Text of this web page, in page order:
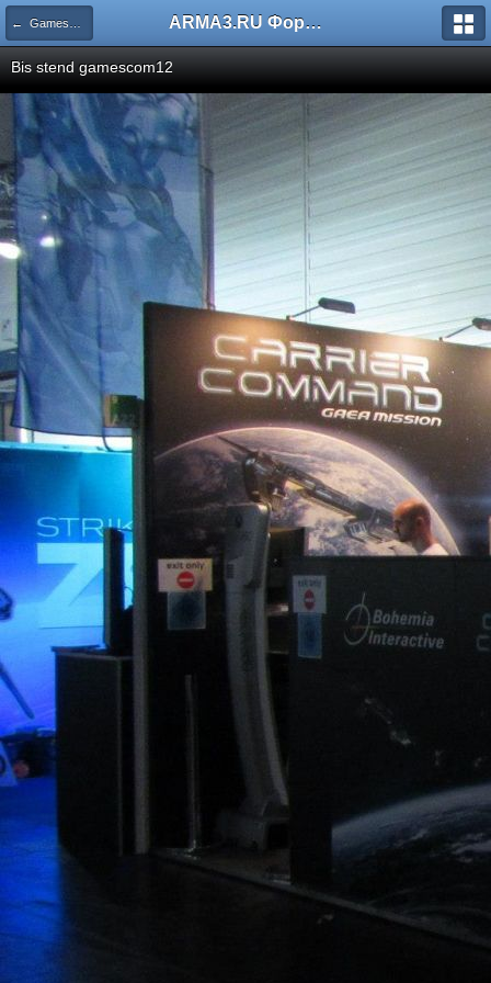
← GamesCom 2012 ARMA3.RU Форум
Bis stend gamescom12